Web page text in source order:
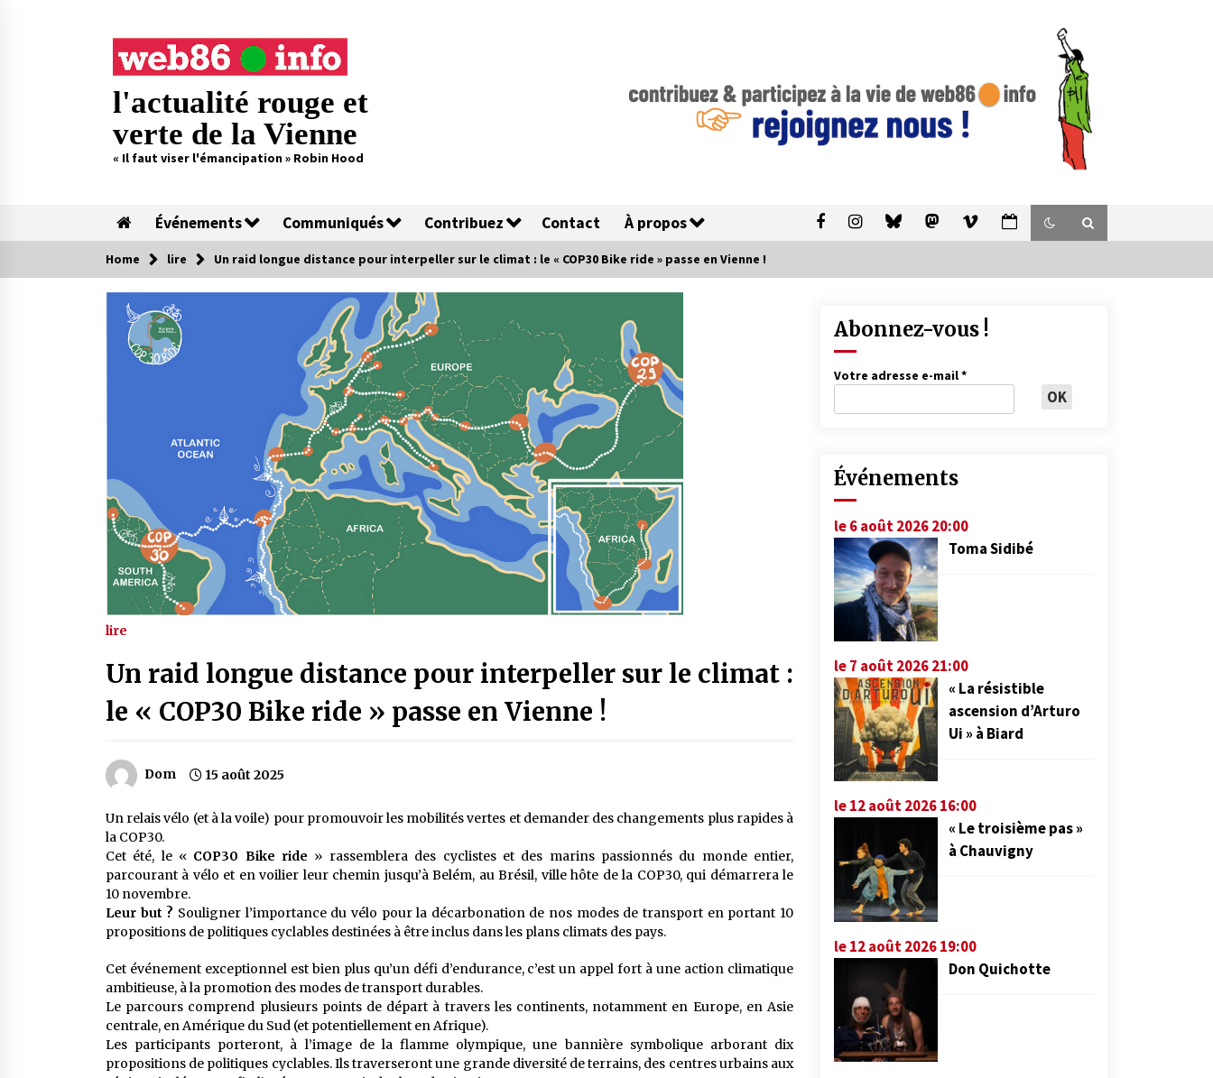
l'actualité rouge et
verte de la Vienne
« Il faut viser l'émancipation » Robin Hood
Événements Communiqués Contribuez Contact À propos
Home lire Un raid longue distance pour interpeller sur le climat : le « COP30 Bike ride » passe en Vienne !
lire
Un raid longue distance pour interpeller sur le climat :
le « COP30 Bike ride » passe en Vienne !
Dom 15 août 2025
Un relais vélo (et à la voile) pour promouvoir les mobilités vertes et demander des changements plus rapides à
la COP30.
Cet été, le « COP30 Bike ride » rassemblera des cyclistes et des marins passionnés du monde entier,
parcourant à vélo et en voilier leur chemin jusqu’à Belém, au Brésil, ville hôte de la COP30, qui démarrera le
10 novembre.
Leur but ? Souligner l’importance du vélo pour la décarbonation de nos modes de transport en portant 10
propositions de politiques cyclables destinées à être inclus dans les plans climats des pays.
Cet événement exceptionnel est bien plus qu’un défi d’endurance, c’est un appel fort à une action climatique
ambitieuse, à la promotion des modes de transport durables.
Le parcours comprend plusieurs points de départ à travers les continents, notamment en Europe, en Asie
centrale, en Amérique du Sud (et potentiellement en Afrique).
Les participants porteront, à l’image de la flamme olympique, une bannière symbolique arborant dix
propositions de politiques cyclables. Ils traverseront une grande diversité de terrains, des centres urbains aux
Abonnez-vous !
Votre adresse e-mail*
Événements
le 6 août 2026 20:00
Toma Sidibé
le 7 août 2026 21:00
« La résistible
ascension d’Arturo
Ui » à Biard
le 12 août 2026 16:00
« Le troisième pas »
à Chauvigny
le 12 août 2026 19:00
Don Quichotte